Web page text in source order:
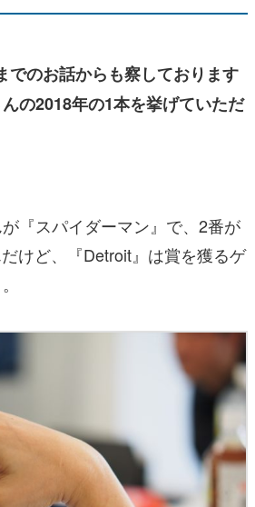
のお話からも察しております
の2018年の1本を挙げていただ
『スパイダーマン』で、2番が
だけど、『Detroit』は賞を獲るゲ